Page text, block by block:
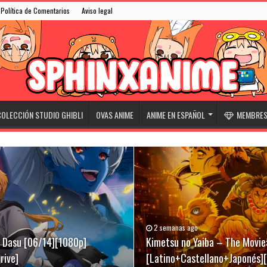
Política de Comentarios Aviso legal
STUDIO GHIBLI OVAS ANIME ANIME EN ESPAÑOL
Dasu [06/14][1080p]
2 semanas ago
Kimetsu no Yaiba – The
31/05/2026
Niwatori Fighter (Rooster
07/03/2026
Evangelion Broadcast 30th
[Sub-Español][Mega-Drive]